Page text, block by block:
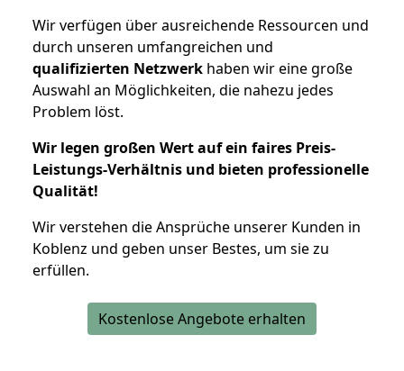
Wir verfügen über ausreichende Ressourcen und
durch unseren umfangreichen und
qualifizierten Netzwerk haben wir eine große
Auswahl an Möglichkeiten, die nahezu jedes
Problem löst.
Wir legen großen Wert auf ein faires Preis-
Leistungs-Verhältnis und bieten professionelle
Qualität!
Wir verstehen die Ansprüche unserer Kunden in
Koblenz und geben unser Bestes, um sie zu
erfüllen.
Kostenlose Angebote erhalten